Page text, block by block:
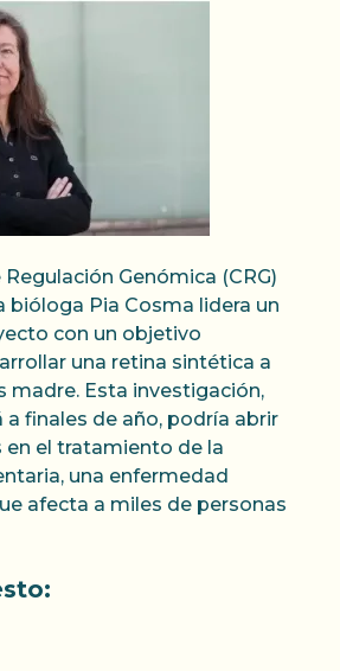
Regulación Genómica (CRG)
bióloga Pia Cosma lidera un
con un objetivo
una retina sintética a
madre. Esta investigación,
a finales de año, podría abrir
en el tratamiento de la
una enfermedad
afecta a miles de personas